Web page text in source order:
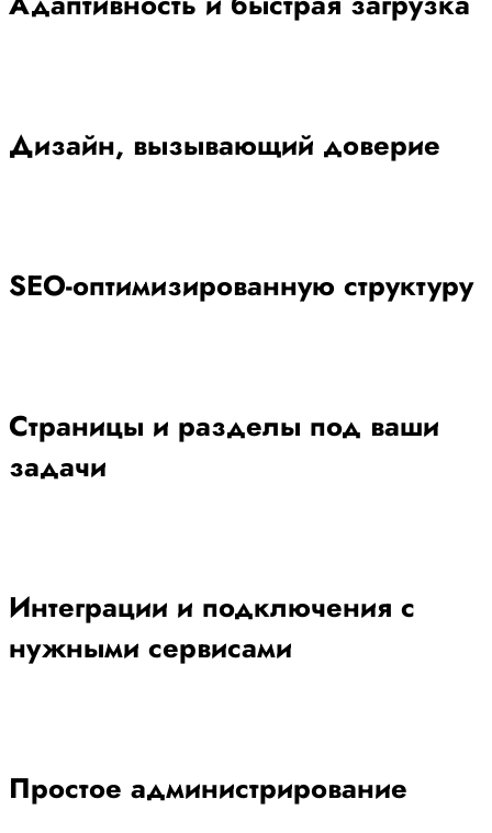
Дизайн, вызывающий доверие
SEO-оптимизированную структуру
Страницы и разделы под ваши
задачи
Интеграции и подключения с
нужными сервисами
Простое администрирование